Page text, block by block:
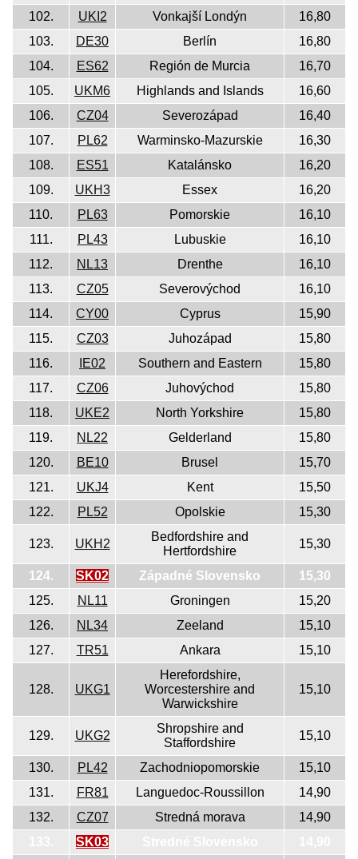
102.
UKI2 Vonkajší Londýn
16,80
103.
DE30 Berlín
16,80
104.
ES62 Región de Murcia
16,70
105.
UKM6 Highlands and Islands
16,60
106.
CZ04 Severozápad
16,40
107.
PL62 Warminsko-Mazurskie
16,30
108.
ES51 Katalánsko
16,20
109.
UKH3 Essex
16,20
110.
PL63 Pomorskie
16,10
111.
PL43 Lubuskie
16,10
112.
NL13 Drenthe
16,10
113.
CZ05 Severovýchod
16,10
114.
CY00 Cyprus
15,90
115.
CZ03 Juhozápad
15,80
116.
IE02 Southern and Eastern
15,80
117.
CZ06 Juhovýchod
15,80
118.
UKE2 North Yorkshire
15,80
119.
NL22 Gelderland
15,80
120.
BE10 Brusel
15,70
121.
UKJ4 Kent
15,50
122.
PL52 Opolskie 15,30
123. UKH2
Bedfordshire and
Hertfordshire
15,30
124. SK02 Západné Slovensko
15,30
125.
NL11 Groningen
15,20
126.
NL34 Zeeland
15,10
127.
TR51 Ankara 15,10
128. UKG1
Herefordshire,
Worcestershire and
Warwickshire
15,10
129. UKG2
Shropshire and
Staffordshire
15,10
130. PL42 Zachodniopomorskie
15,10
131.
FR81 Languedoc-Roussillon
14,90
132.
CZ07 Stredná morava
14,90
SK03